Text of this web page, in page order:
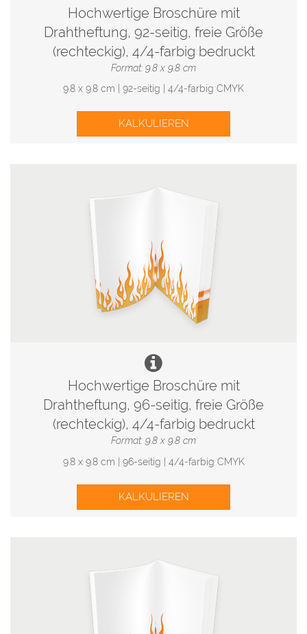
Hochwertige Broschüre mit
Drahtheftung, 92-seitig, freie Größe
(rechteckig), 4/4-farbig bedruckt
Format: 9.8 x 9.8 cm
9.8 x 9.8 cm | 92-seitig | 4/4-farbig CMYK
KALKULIEREN
Hochwertige Broschüre mit
Drahtheftung, 96-seitig, freie Größe
(rechteckig), 4/4-farbig bedruckt
Format: 9.8 x 9.8 cm
9.8 x 9.8 cm | 96-seitig | 4/4-farbig CMYK
KALKULIEREN